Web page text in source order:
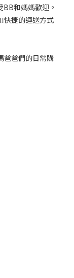
BB和媽媽歡迎。
快捷的運送方式
爸爸們的日常購